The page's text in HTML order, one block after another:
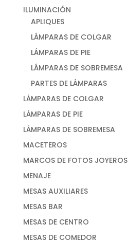
ILUMINACIÓN
APLIQUES
LÁMPARAS DE COLGAR
LÁMPARAS DE PIE
LÁMPARAS DE SOBREMESA
PARTES DE LÁMPARAS
LÁMPARAS DE COLGAR
LÁMPARAS DE PIE
LÁMPARAS DE SOBREMESA
MACETEROS
MARCOS DE FOTOS JOYEROS
MENAJE
MESAS AUXILIARES
MESAS BAR
MESAS DE CENTRO
MESAS DE COMEDOR